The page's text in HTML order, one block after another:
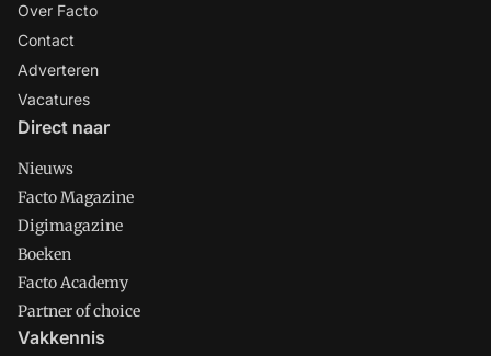
Over Facto
Contact
Adverteren
Vacatures
Direct naar
Nieuws
Facto Magazine
Digimagazine
Boeken
Facto Academy
Partner of choice
Vakkennis